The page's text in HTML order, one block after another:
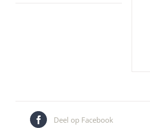
Deel op Facebook